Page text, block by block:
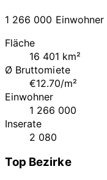
1 266 000 Einwohner
Fläche
16 401 km²
Ø Bruttomiete
€12.70/m²
Einwohner
1 266 000
Inserate
2 080
Top Bezirke